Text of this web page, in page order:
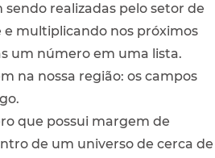
realizadas pelo setor de
e multiplicando nos próximos
um número em uma lista.
na nossa região: os campos
que possui margem de
de um universo de cerca de